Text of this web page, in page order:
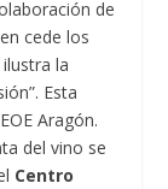
de
cede los
la
Esta
Aragón.
del vino se
Centro